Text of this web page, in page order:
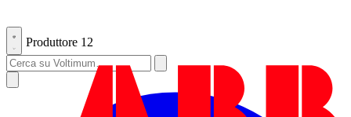
Produttore 12